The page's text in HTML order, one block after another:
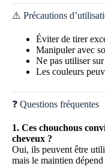
⚠️ Précautions
Éviter de tirer
Manipuler avec
Ne pas utiliser
Les couleurs
❓ Questions fréquentes
1. Ces chouchous
cheveux ?
Oui, ils peuvent être
mais le maintien